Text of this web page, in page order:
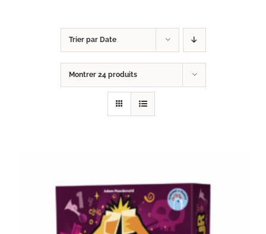
Trier par Date
Montrer 24 produits